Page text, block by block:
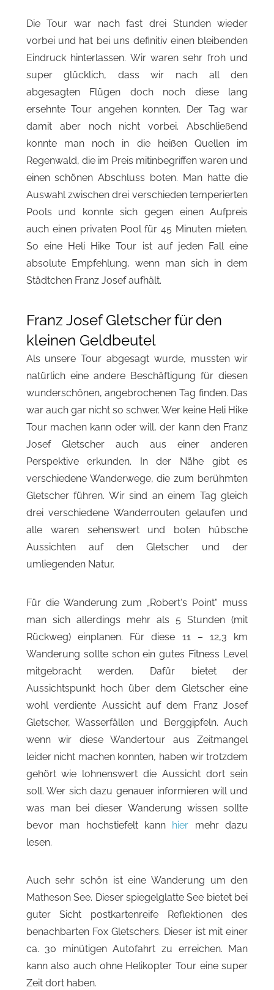
Die Tour war nach fast drei Stunden wieder
vorbei und hat bei uns definitiv einen bleibenden
Eindruck hinterlassen. Wir waren sehr froh und
super glücklich, dass wir nach all den
abgesagten Flügen doch noch diese lang
ersehnte Tour angehen konnten. Der Tag war
damit aber noch nicht vorbei. Abschließend
konnte man noch in die heißen Quellen im
Regenwald, die im Preis mitinbegriffen waren und
einen schönen Abschluss boten. Man hatte die
Auswahl zwischen drei verschieden temperierten
Pools und konnte sich gegen einen Aufpreis
auch einen privaten Pool für 45 Minuten mieten.
So eine Heli Hike Tour ist auf jeden Fall eine
absolute Empfehlung, wenn man sich in dem
Städtchen Franz Josef aufhält.
Franz Josef Gletscher für den
kleinen Geldbeutel
Als unsere Tour abgesagt wurde, mussten wir
natürlich eine andere Beschäftigung für diesen
wunderschönen, angebrochenen Tag finden. Das
war auch gar nicht so schwer. Wer keine Heli Hike
Tour machen kann oder will, der kann den Franz
Josef Gletscher auch aus einer anderen
Perspektive erkunden. In der Nähe gibt es
verschiedene Wanderwege, die zum berühmten
Gletscher führen. Wir sind an einem Tag gleich
drei verschiedene Wanderrouten gelaufen und
alle waren sehenswert und boten hübsche
Aussichten auf den Gletscher und der
umliegenden Natur.
Für die Wanderung zum „Robert‘s Point“ muss
man sich allerdings mehr als 5 Stunden (mit
Rückweg) einplanen. Für diese 11 – 12,3 km
Wanderung sollte schon ein gutes Fitness Level
mitgebracht werden. Dafür bietet der
Aussichtspunkt hoch über dem Gletscher eine
wohl verdiente Aussicht auf dem Franz Josef
Gletscher, Wasserfällen und Berggipfeln. Auch
wenn wir diese Wandertour aus Zeitmangel
leider nicht machen konnten, haben wir trotzdem
gehört wie lohnenswert die Aussicht dort sein
soll. Wer sich dazu genauer informieren will und
was man bei dieser Wanderung wissen sollte
bevor man hochstiefelt kann hier mehr dazu
lesen.
Auch sehr schön ist eine Wanderung um den
Matheson See. Dieser spiegelglatte See bietet bei
guter Sicht postkartenreife Reflektionen des
benachbarten Fox Gletschers. Dieser ist mit einer
ca. 30 minütigen Autofahrt zu erreichen. Man
kann also auch ohne Helikopter Tour eine super
Zeit dort haben.